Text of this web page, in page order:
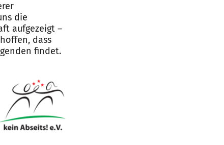
die
aufgezeigt –
dass
findet.